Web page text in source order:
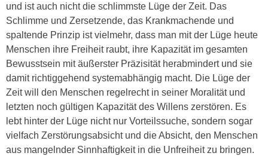
und ist auch nicht die schlimmste Lüge der Zeit. Das
Schlimme und Zersetzende, das Krankmachende und
spaltende Prinzip ist vielmehr, dass man mit der Lüge heute
Menschen ihre Freiheit raubt, ihre Kapazität im gesamten
Bewusstsein mit äußerster Präzisität herabmindert und sie
damit richtiggehend systemabhängig macht. Die Lüge der
Zeit will den Menschen regelrecht in seiner Moralität und
letzten noch gültigen Kapazität des Willens zerstören. Es
lebt hinter der Lüge nicht nur Vorteilssuche, sondern sogar
vielfach Zerstörungsabsicht und die Absicht, den Menschen
aus mangelnder Sinnhaftigkeit in die Unfreiheit zu bringen.